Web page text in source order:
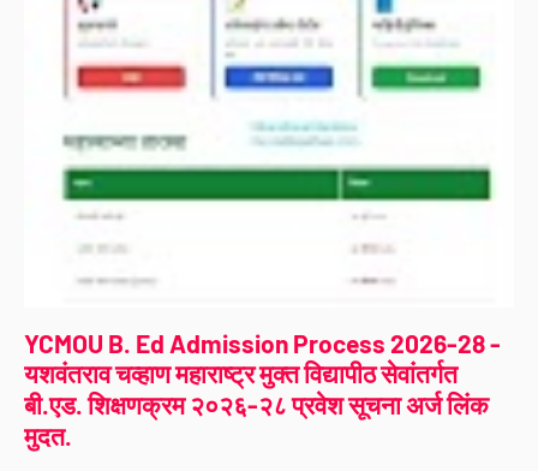
YCMOU B. Ed Admission Process 2026-28 -
यशवंतराव चव्हाण महाराष्ट्र मुक्त विद्यापीठ सेवांतर्गत
बी.एड. शिक्षणक्रम २०२६-२८ प्रवेश सूचना अर्ज लिंक
मुदत.